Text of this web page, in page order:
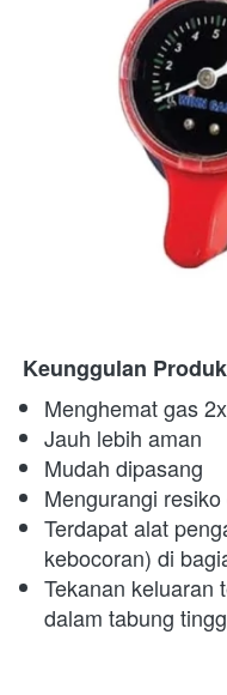
Keunggulan Produk
Menghemat gas
Jauh lebih aman
Mudah dipasang
Mengurangi
Terdapat alat
kebocoran) di
Tekanan keluaran
dalam tabung